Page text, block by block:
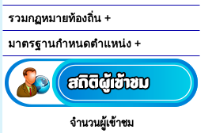
รวมกฏหมายท้องถิ่น +
มาตรฐานกำหนดตำแหน่ง +
จำนวนผู้เข้าชม